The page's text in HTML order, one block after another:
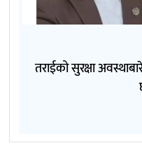
तराईको सुरक्षा